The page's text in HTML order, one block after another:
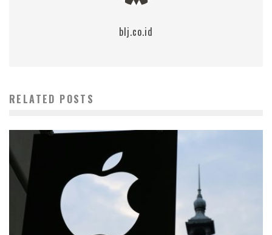
blj.co.id
RELATED POSTS